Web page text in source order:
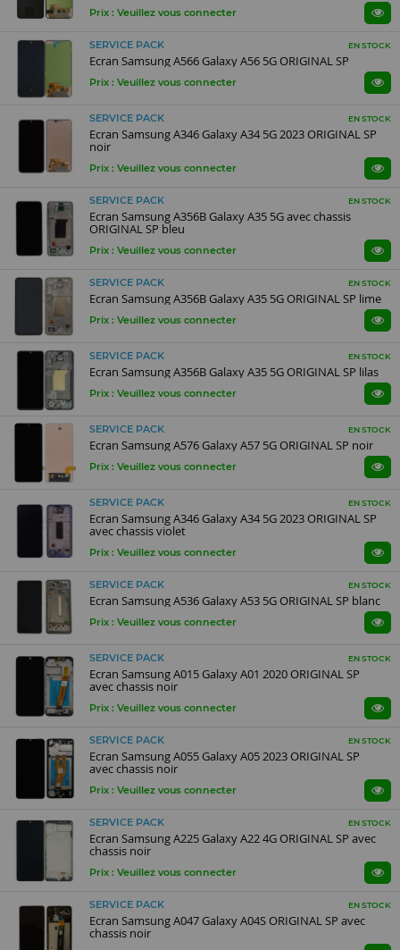
Prix : Veuillez vous connecter
SERVICE PACK EN STOCK
Ecran Samsung A566 Galaxy A56 5G ORIGINAL SP
Prix : Veuillez vous connecter
SERVICE PACK EN STOCK
Ecran Samsung A346 Galaxy A34 5G 2023 ORIGINAL SP
noir
Prix : Veuillez vous connecter
SERVICE PACK EN STOCK
Ecran Samsung A356B Galaxy A35 5G avec chassis
ORIGINAL SP bleu
Prix : Veuillez vous connecter
SERVICE PACK EN STOCK
Ecran Samsung A356B Galaxy A35 5G ORIGINAL SP lime
Prix : Veuillez vous connecter
SERVICE PACK EN STOCK
Ecran Samsung A356B Galaxy A35 5G ORIGINAL SP lilas
Prix : Veuillez vous connecter
SERVICE PACK EN STOCK
Ecran Samsung A576 Galaxy A57 5G ORIGINAL SP noir
Prix : Veuillez vous connecter
SERVICE PACK EN STOCK
Ecran Samsung A346 Galaxy A34 5G 2023 ORIGINAL SP
avec chassis violet
Prix : Veuillez vous connecter
SERVICE PACK EN STOCK
Ecran Samsung A536 Galaxy A53 5G ORIGINAL SP blanc
Prix : Veuillez vous connecter
SERVICE PACK EN STOCK
Ecran Samsung A015 Galaxy A01 2020 ORIGINAL SP
avec chassis noir
Prix : Veuillez vous connecter
SERVICE PACK EN STOCK
Ecran Samsung A055 Galaxy A05 2023 ORIGINAL SP
avec chassis noir
Prix : Veuillez vous connecter
SERVICE PACK EN STOCK
Ecran Samsung A225 Galaxy A22 4G ORIGINAL SP avec
chassis noir
Prix : Veuillez vous connecter
SERVICE PACK EN STOCK
Ecran Samsung A047 Galaxy A04S ORIGINAL SP avec
chassis noir